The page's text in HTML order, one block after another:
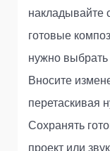
накладывайте
готовые
нужно
Вносите
перетаскивая
Сохранять
проект или